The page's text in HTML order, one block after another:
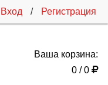
Вход / Регистрация
Ваша корзина:
0 / 0